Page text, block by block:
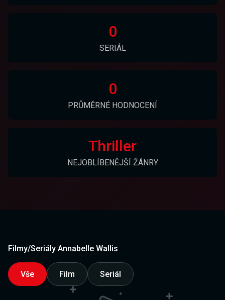
0
SERIÁL
0
PRŮMĚRNÉ HODNOCENÍ
Thriller
NEJOBLÍBENĚJŠÍ ŽÁNRY
Filmy/Seriály Annabelle Wallis
Vše Film Seriál